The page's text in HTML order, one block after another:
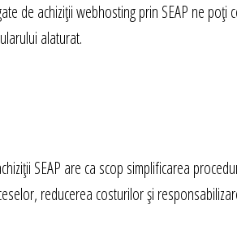
de achiziții webhosting prin SEAP ne poți
alaturat.
SEAP are ca scop simplificarea
reducerea costurilor și